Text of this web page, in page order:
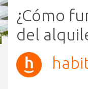
¿Cómo
del